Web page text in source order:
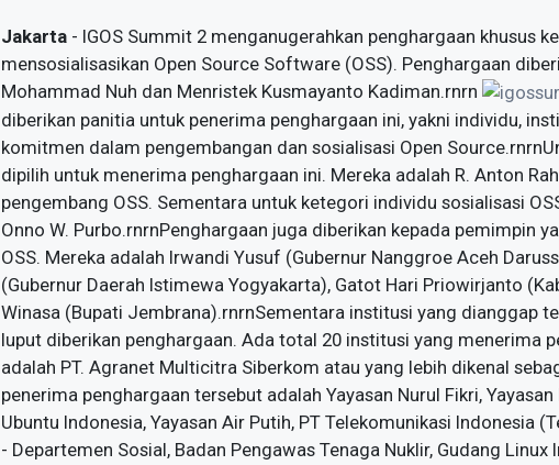
Jakarta - IGOS Summit 2 menganugerahkan penghargaan khusus
mensosialisasikan Open Source Software (OSS). Penghargaan
Mohammad Nuh dan Menristek Kusmayanto Kadiman.rnrn
diberikan panitia untuk penerima penghargaan ini, yakni individu,
komitmen dalam pengembangan dan sosialisasi Open
dipilih untuk menerima penghargaan ini. Mereka adalah R. Anton
pengembang OSS. Sementara untuk ketegori individu sosialisasi
Onno W. Purbo.rnrnPenghargaan juga diberikan kepada pemimpin
OSS. Mereka adalah Irwandi Yusuf (Gubernur Nanggroe Aceh
(Gubernur Daerah Istimewa Yogyakarta), Gatot Hari Priowirjanto
Winasa (Bupati Jembrana).rnrnSementara institusi yang dianggap
luput diberikan penghargaan. Ada total 20 institusi yang menerima
adalah PT. Agranet Multicitra Siberkom atau yang lebih dikenal
penerima penghargaan tersebut adalah Yayasan Nurul Fikri,
Ubuntu Indonesia, Yayasan Air Putih, PT Telekomunikasi Indonesia
- Departemen Sosial, Badan Pengawas Tenaga Nuklir, Gudang